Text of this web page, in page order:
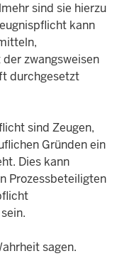
sind sie hierzu
kann
zwangsweisen
durchgesetzt
sind Zeugen,
Gründen ein
Dies kann
Prozessbeteiligten
sagen.